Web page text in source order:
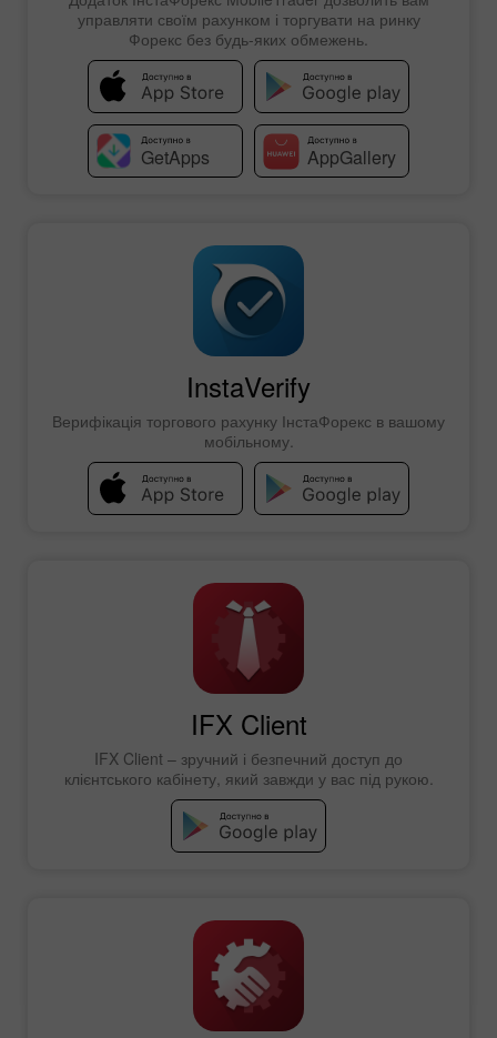
управляти своїм рахунком і торгувати на ринку
Форекс без будь-яких обмежень.
InstaVerify
Верифікація торгового рахунку ІнстаФорекс в вашому
мобільному.
IFX Client
IFX Client – зручний і безпечний доступ до
клієнтського кабінету, який завжди у вас під рукою.